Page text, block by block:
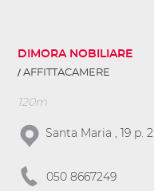
DIMORA NOBILIARE
AFFITTACAMERE
120m
Santa Maria , 19 p. 2
050 8667249